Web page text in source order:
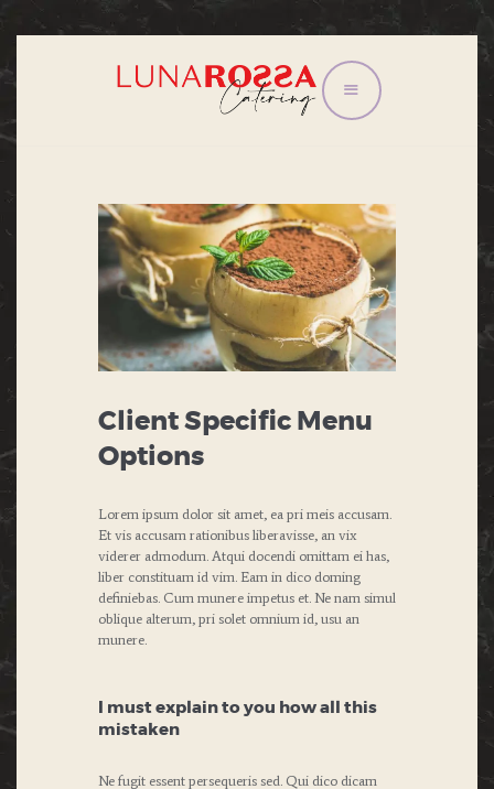
CONVEGNI
EVENTI
IL TRAM
LISTINO
CONTATTI
PRIVACY POLICY
Client Specific Menu
Options
Lorem ipsum dolor sit amet, ea pri meis accusam.
Et vis accusam rationibus liberavisse, an vix
viderer admodum. Atqui docendi omittam ei has,
liber constituam id vim. Eam in dico doming
definiebas. Cum munere impetus et. Ne nam simul
oblique alterum, pri solet omnium id, usu an
munere.
I must explain to you how all this
mistaken
Ne fugit essent persequeris sed. Qui dico dicam